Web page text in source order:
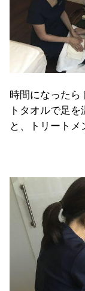
時間になったら
トタオルで足
と、トリートメ